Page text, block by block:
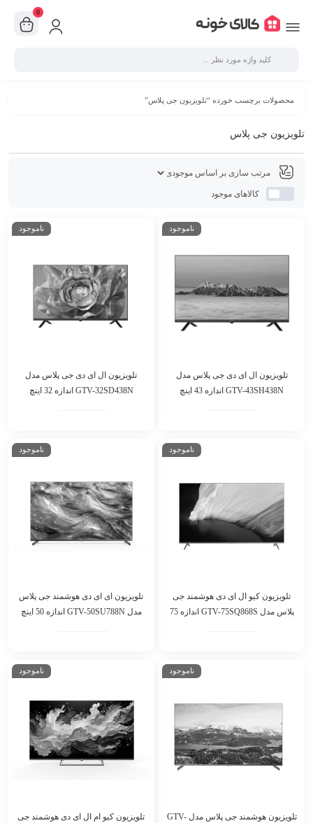
0
محصولات برچسب خورده “تلویزیون جی پلاس”
تلویزیون جی پلاس
کالاهای موجود
ناموجود
تلویزیون ال ای دی جی پلاس مدل
GTV-43SH438N اندازه 43 اینچ
ناموجود
تلویزیون ال ای دی جی پلاس مدل
GTV-32SD438N اندازه 32 اینچ
ناموجود
تلویزیون کیو ال ای دی هوشمند جی
پلاس مدل GTV-75SQ868S اندازه 75
ناموجود
تلویزیون ای ای دی هوشمند جی پلاس
مدل GTV-50SU788N اندازه 50 اینچ
ناموجود
تلویزیون هوشمند جی پلاس مدل GTV-
ناموجود
تلویزیون کیو ام ال ای دی هوشمند جی